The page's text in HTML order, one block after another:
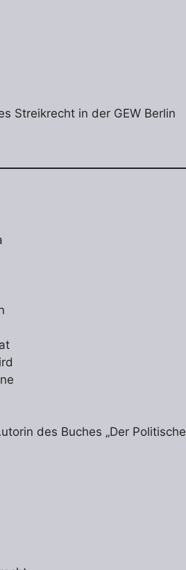
Streikrecht in der GEW Berlin
des Buches „Der Politische